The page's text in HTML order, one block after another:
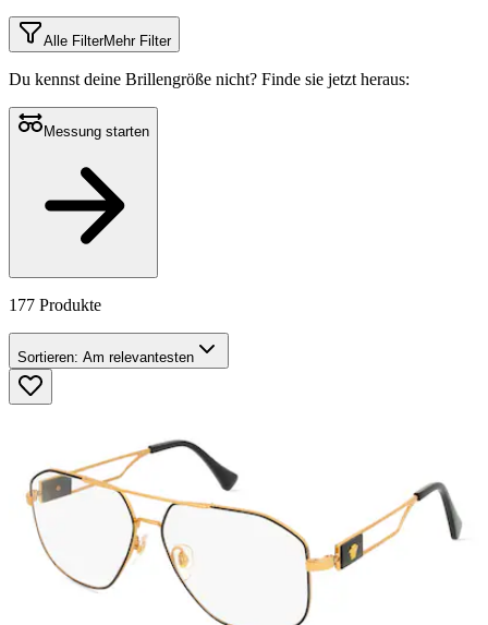
Alle FilterMehr Filter
Du kennst deine Brillengröße nicht? Finde sie jetzt heraus:
Messung starten
177 Produkte
Sortieren: Am relevantesten